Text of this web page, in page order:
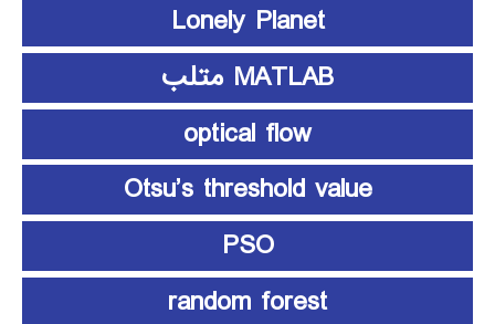
Lonely Planet
MATLAB متلب
optical flow
Otsu’s threshold value
PSO
random forest